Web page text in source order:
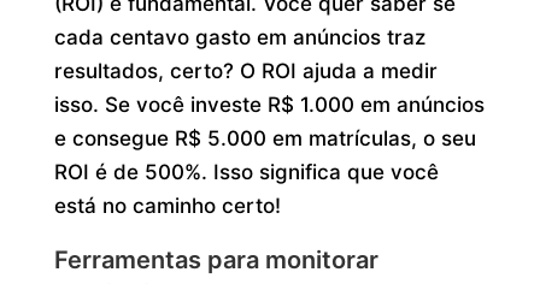
cada centavo gasto em anúncios traz
resultados, certo? O ROI ajuda a medir
isso. Se você investe R$ 1.000 em anúncios
e consegue R$ 5.000 em matrículas, o seu
ROI é de 500%. Isso significa que você
está no caminho certo!
Ferramentas para monitorar